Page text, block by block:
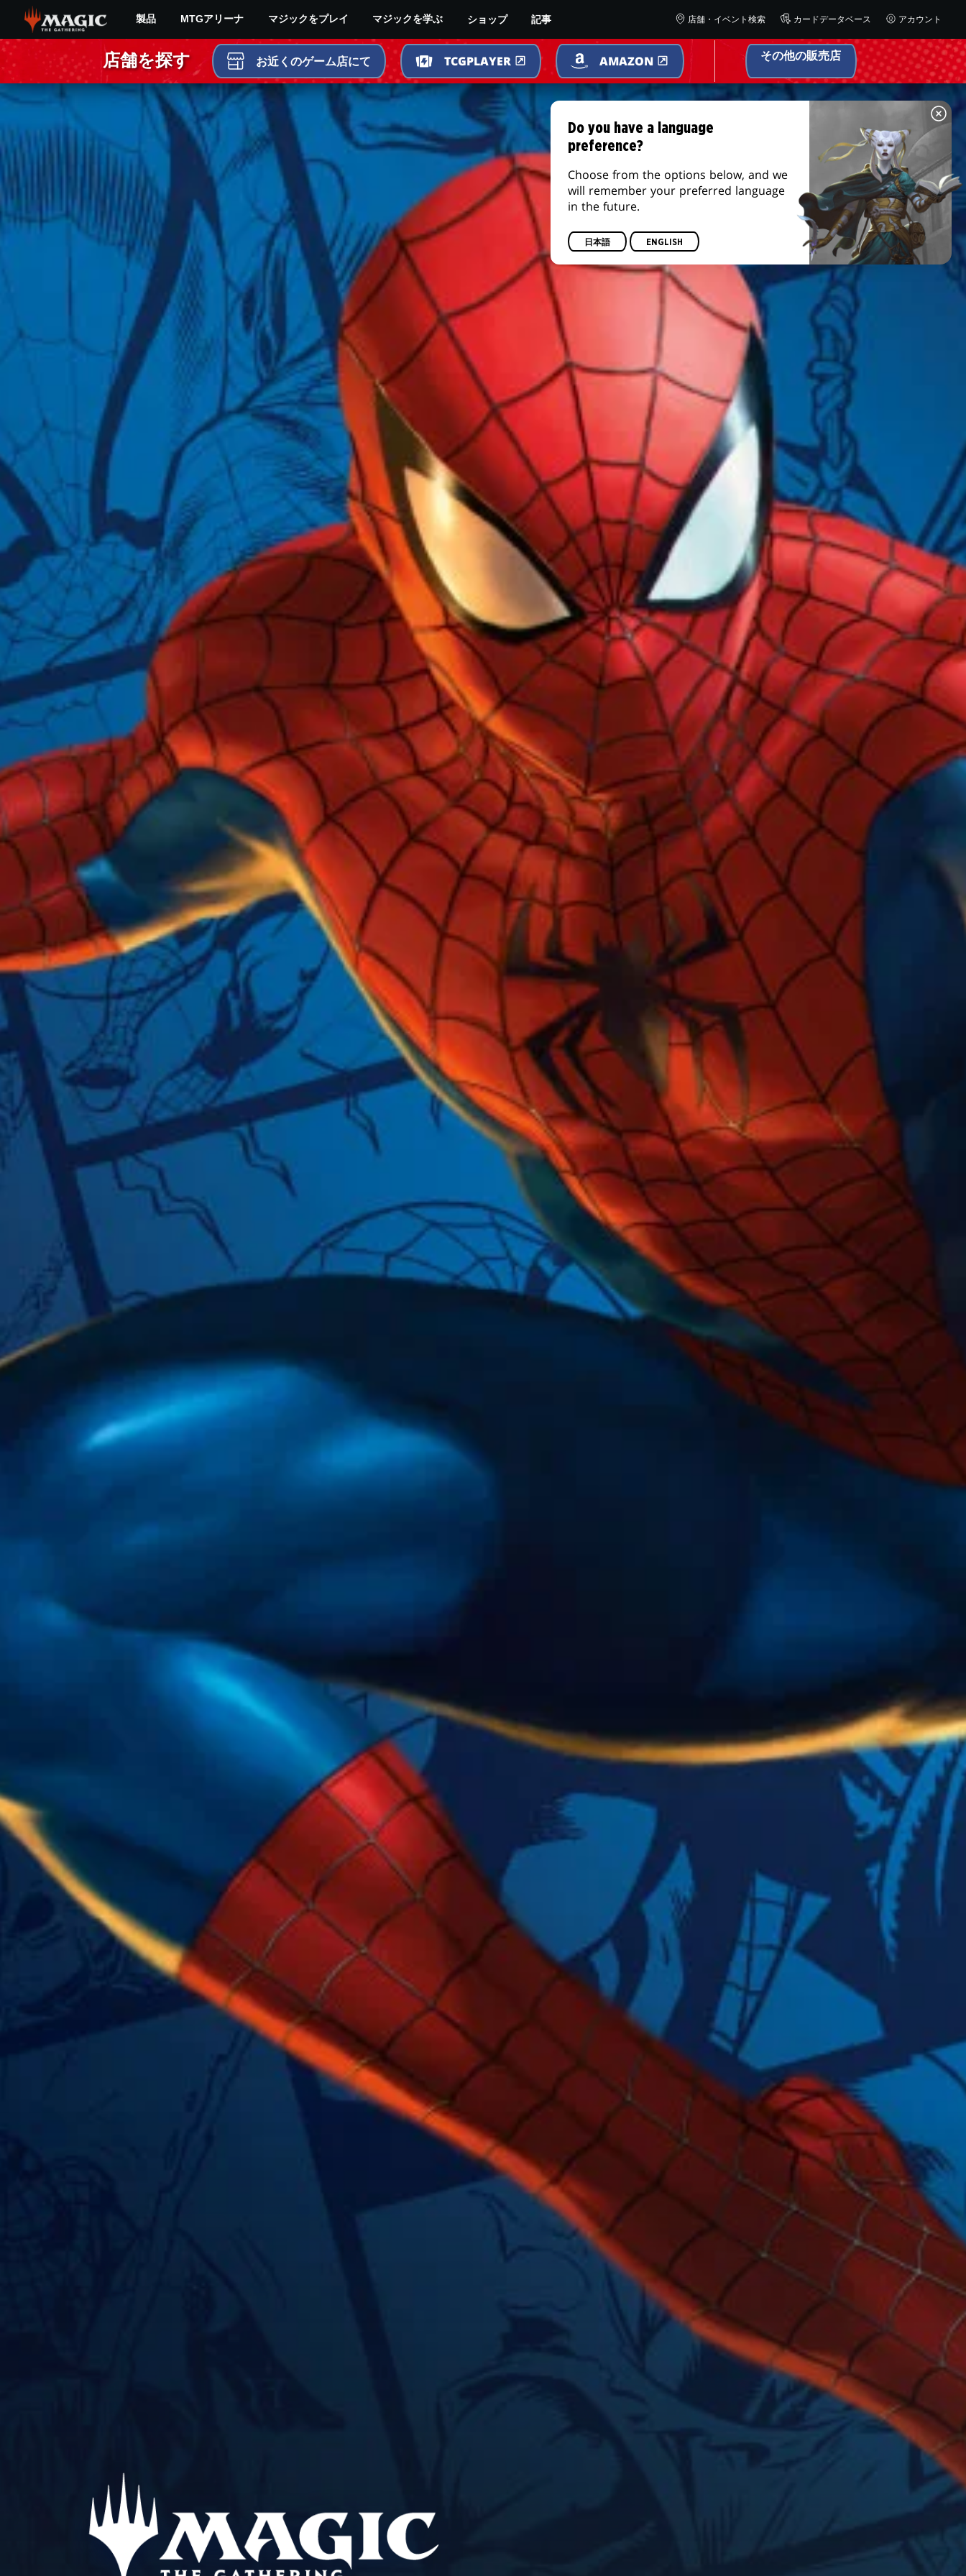
main
content
製品 MTGアリーナ マジックをプレイ マジックを学ぶ ショップ 記事 店舗・イベント検索 カードデータベース アカウント
マ
ジ
ク：
ザ・
ギ
ン
ベ
ル
ス
パ
イ
ダ
マ
ン』
店舗を探す お近くのゲーム店にて TCGPLAYER AMAZON その他の販売店
Do you have a language
preference?
Choose from the options below, and we
will remember your preferred language
in the future.
日本語 ENGLISH